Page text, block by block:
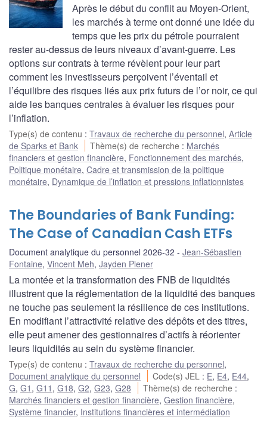
Après le début du conflit au Moyen-Orient,
les marchés à terme ont donné une idée du
temps que les prix du pétrole pourraient
rester au-dessus de leurs niveaux d’avant-guerre. Les
options sur contrats à terme révèlent pour leur part
comment les investisseurs perçoivent l’éventail et
l’équilibre des risques liés aux prix futurs de l’or noir, ce qui
aide les banques centrales à évaluer les risques pour
l’inflation.
Type(s) de contenu : Travaux de recherche du personnel, Article
de Sparks et Bank
Thème(s) de recherche : Marchés
financiers et gestion financière, Fonctionnement des marchés,
Politique monétaire, Cadre et transmission de la politique
monétaire, Dynamique de l’inflation et pressions inflationnistes
The Boundaries of Bank Funding:
The Case of Canadian Cash ETFs
Document analytique du personnel 2026-32
Jean-Sébastien
Fontaine, Vincent Meh, Jayden Plener
La montée et la transformation des FNB de liquidités
illustrent que la réglementation de la liquidité des banques
ne touche pas seulement la résilience de ces institutions.
En modifiant l’attractivité relative des dépôts et des titres,
elle peut amener des gestionnaires d’actifs à réorienter
leurs liquidités au sein du système financier.
Type(s) de contenu : Travaux de recherche du personnel,
Document analytique du personnel
Code(s) JEL : E, E4, E44,
G, G1 , G11 , G18, G2, G23, G28 Thème(s) de recherche :
Marchés financiers et gestion financière, Gestion financière,
Système financier, Institutions financières et intermédiation